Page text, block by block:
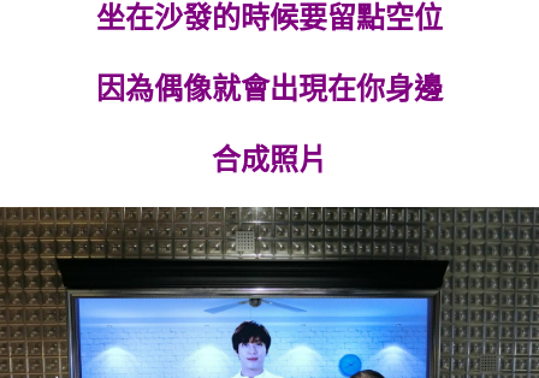
坐在沙發的時候要留點空位
因為偶像就會出現在你身邊
合成照片